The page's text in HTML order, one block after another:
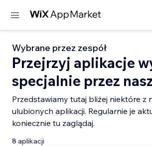
Wybrane przez zespół
Przejrzyj aplikacje
specjalnie przez
Przedstawiamy tutaj bliżej niektóre z
ulubionych aplikacji. Regularnie je
koniecznie tu zaglądaj.
8 aplikacji